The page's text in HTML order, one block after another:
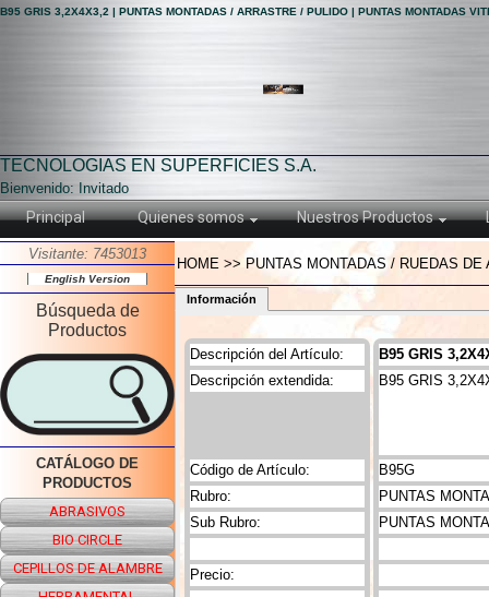
B95 GRIS 3,2X4X3,2 | PUNTAS MONTADAS / ARRASTRE / PULIDO | PUNTAS MONTADAS
TECNOLOGIAS EN SUPERFICIES S.A.
Bienvenido: Invitado
Principal Quienes somos Nuestros Productos
Visitante: 7453013
English Version
Búsqueda de
Productos
CATÁLOGO DE
PRODUCTOS
ABRASIVOS
BIO CIRCLE
CEPILLOS DE ALAMBRE
HOME >> PUNTAS MONTADAS / RUEDAS
Información
Descripción del Artículo:
Código de Artículo:
Rubro:
Sub Rubro:
Precio:
Descripción extendida:
B95 GRIS
B95G
PUNTAS
PUNTAS
B95 GRIS